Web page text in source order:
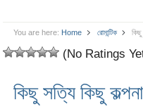
You are here: Home রোমান্টিক কিছু
(No Ratings
কিছু সত্যি কিছু কল্পনা